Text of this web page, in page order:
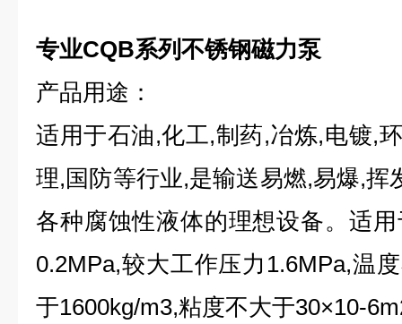
专业CQB系列不锈钢磁力泵
产品用途：
适用于石油,化工,制药,冶炼,电镀,
理,国防等行业,是输送易燃,易爆,挥
各种腐蚀性液体的理想设备。适
0.2MPa,较大工作压力1.6MPa,温
于1600kg/m3,粘度不大于30×10-